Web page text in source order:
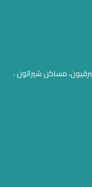
مساكن شيراتون ،